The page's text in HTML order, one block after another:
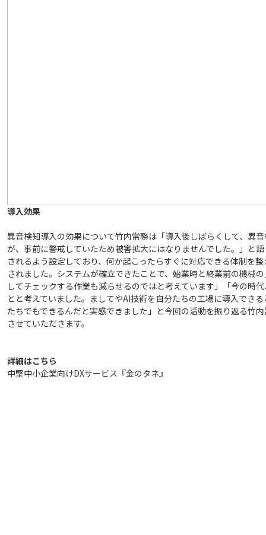
導入効果
異音検知導入の効果について竹内常務は「導入後しばらくして、異
が、事前に警戒していたため被害拡大にはなりませんでした。」と
されるよう設定しており、何か起こったらすぐに対応できる体制を
されました。システムが確立できたことで、始業時と終業前の機械
してチェックする作業も減らせるのではと考えています」「今の時
とと考えていました。ましてやAI技術を自分たちの工場に導入でき
たちでもできるんだと実感できました」と今回の活動を振り返る竹
させていただきます。
詳細はこちら
中堅中小企業向けDXサービス『金のタネ』